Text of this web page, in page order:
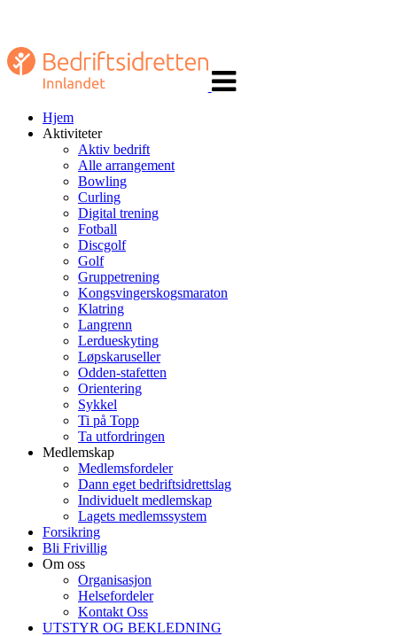
navigasjon
Hjem
Aktiviteter
Aktiv bedrift
Alle arrangement
Bowling
Curling
Digital trening
Fotball
Discgolf
Golf
Gruppetrening
Kongsvingerskogsmaraton
Klatring
Langrenn
Lerdueskyting
Løpskaruseller
Odden-stafetten
Orientering
Sykkel
Ti på Topp
Ta utfordringen
Medlemskap
Medlemsfordeler
Dann eget bedriftsidrettslag
Individuelt medlemskap
Lagets medlemssystem
Forsikring
Bli Frivillig
Om oss
Organisasjon
Helsefordeler
Kontakt Oss
UTSTYR OG BEKLEDNING